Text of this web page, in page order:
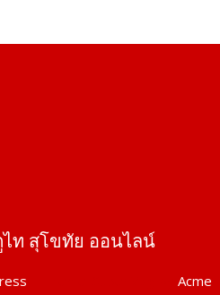
ท สุโขทัย ออนไลน์
Acme